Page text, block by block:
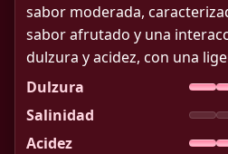
sabor moderada,
sabor afrutado y una
dulzura y acidez, con una
Dulzura
Salinidad
Acidez